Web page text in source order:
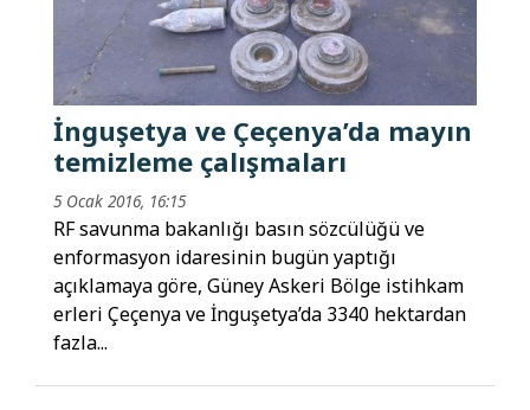
İnguşetya ve Çeçenya’da mayın
temizleme çalışmaları
5 Ocak 2016, 16:15
RF savunma bakanlığı basın sözcülüğü ve
enformasyon idaresinin bugün yaptığı
açıklamaya göre, Güney Askeri Bölge istihkam
erleri Çeçenya ve İnguşetya’da 3340 hektardan
fazla...